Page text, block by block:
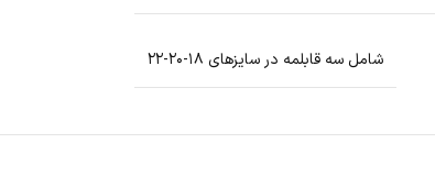
شامل سه قابلمه در سایزهای ۱۸-۲۰-۲۲